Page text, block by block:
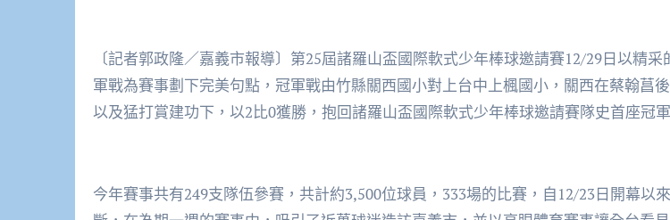
〔記者郭政隆／嘉義市報導〕第25屆諸羅山盃國際軟式少年棒球邀請賽12/29日以精采
軍戰為賽事劃下完美句點，冠軍戰由竹縣關西國小對上台中上楓國小，關西在蔡翰菖
以及猛打賞建功下，以2比0獲勝，抱回諸羅山盃國際軟式少年棒球邀請賽隊史首座冠軍
今年賽事共有249支隊伍參賽，共計約3,500位球員，333場的比賽，自12/23日開幕以